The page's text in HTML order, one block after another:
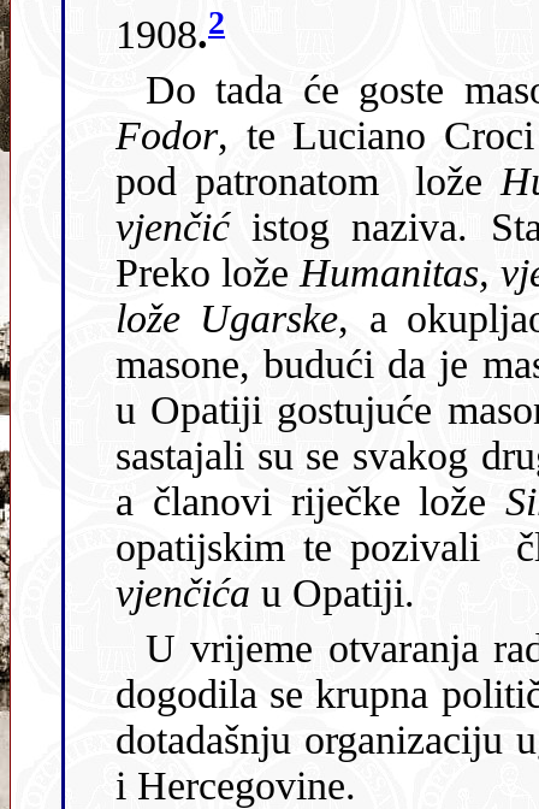
1908.2
Do tada će goste
Fodor, te Luciano
pod patronatom lože
vjenčićistog naziva.
Preko lože Humanitas,
lože Ugarske, a okupljao je opatijske i ugarske i austrijske
masone, budući da je masonerija u Austriji
u Opatiji gostujuće
sastajali su se svakog
a članovi riječke lože
opatijskim te pozivali
vjenčića u Opatiji.
U vrijeme otvaranja
dogodila se krupna
dotadašnju organizaciju
i Hercegovine.